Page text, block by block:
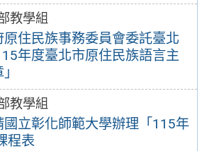
教學組
住民族事務委員會委託臺北
年度臺北市原住民族語言主
教學組
立彰化師範大學辦理「115年
程表